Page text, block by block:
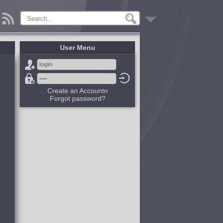
User Menu
Create an Accountn
Forgot password?